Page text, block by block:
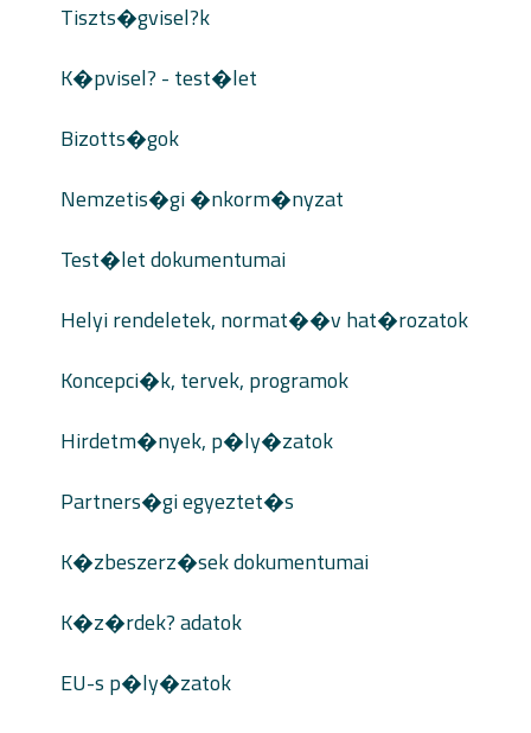
Tiszts�gvisel?k
K�pvisel? - test�let
Bizotts�gok
Nemzetis�gi �nkorm�nyzat
Test�let dokumentumai
Helyi rendeletek, normat��v hat�rozatok
Koncepci�k, tervek, programok
Hirdetm�nyek, p�ly�zatok
Partners�gi egyeztet�s
K�zbeszerz�sek dokumentumai
K�z�rdek? adatok
EU-s p�ly�zatok